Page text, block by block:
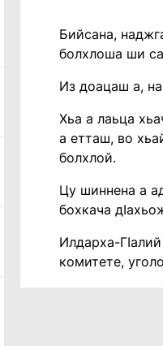
Бийсана,
болхлоша ши
Из доацаш а,
Хьа а лаьца
а етташ, во
болхлой.
Цу шиннена а
бохкача
Илдарха-
комитете,